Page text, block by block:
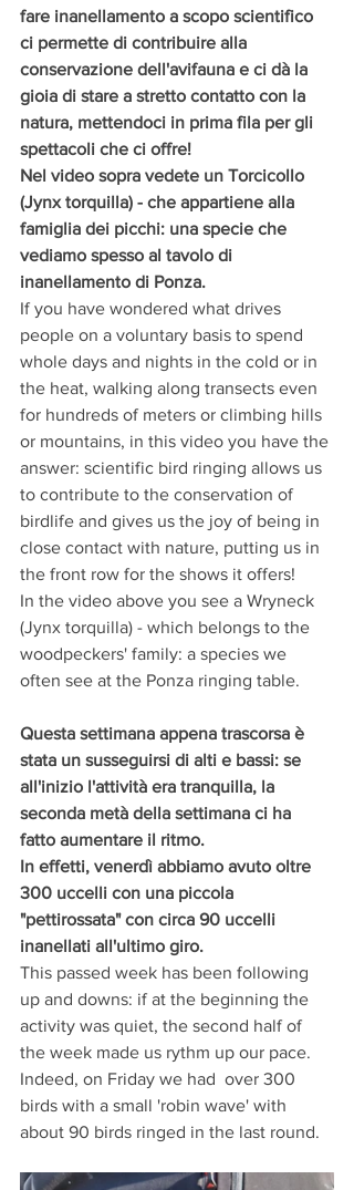
fare inanellamento a scopo scientifico
ci permette di contribuire alla
conservazione dell'avifauna e ci dà la
gioia di stare a stretto contatto con la
natura, mettendoci in prima fila per gli
spettacoli che ci offre!
Nel video sopra vedete un Torcicollo
(Jynx torquilla) - che appartiene alla
famiglia dei picchi: una specie che
vediamo spesso al tavolo di
inanellamento di Ponza.
If you have wondered what drives
people on a voluntary basis to spend
whole days and nights in the cold or in
the heat, walking along transects even
for hundreds of meters or climbing hills
or mountains, in this video you have the
answer: scientific bird ringing allows us
to contribute to the conservation of
birdlife and gives us the joy of being in
close contact with nature, putting us in
the front row for the shows it offers!
In the video above you see a Wryneck
(Jynx torquilla) - which belongs to the
woodpeckers' family: a species we
often see at the Ponza ringing table.
Questa settimana appena trascorsa è
stata un susseguirsi di alti e bassi: se
all'inizio l'attività era tranquilla, la
seconda metà della settimana ci ha
fatto aumentare il ritmo.
In effetti, venerdì abbiamo avuto oltre
300 uccelli con una piccola
"pettirossata" con circa 90 uccelli
inanellati all'ultimo giro.
This passed week has been following
up and downs: if at the beginning the
activity was quiet, the second half of
the week made us rythm up our pace.
Indeed, on Friday we had  over 300
birds with a small 'robin wave' with
about 90 birds ringed in the last round.